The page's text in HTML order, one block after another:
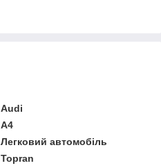
Audi
A4
Легковий автомобіль
Topran